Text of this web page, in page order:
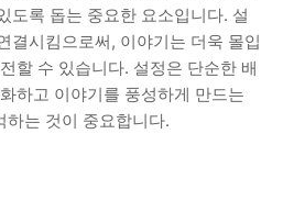
도록 돕는 중요한 요소입니다. 설
결시킴으로써, 이야기는 더욱 몰입
할 수 있습니다. 설정은 단순한 배
하고 이야기를 풍성하게 만드는
하는 것이 중요합니다.